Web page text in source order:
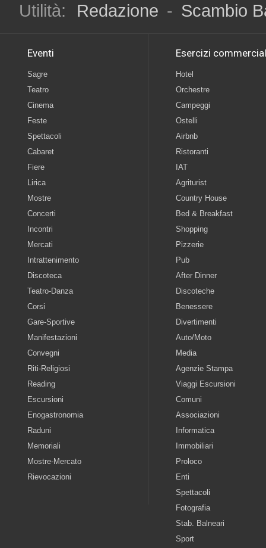
Utilità:
Redazione - Scambio
Eventi
Sagre
Teatro
Cinema
Feste
Spettacoli
Cabaret
Fiere
Lirica
Mostre
Concerti
Incontri
Mercati
Intrattenimento
Discoteca
Teatro-Danza
Corsi
Gare-Sportive
Manifestazioni
Convegni
Riti-Religiosi
Reading
Escursioni
Enogastronomia
Raduni
Memoriali
Mostre-Mercato
Rievocazioni
Esercizi
Hotel
Orchestre
Campeggi
Ostelli
Airbnb
Ristoranti
IAT
Agriturist
Country House
Bed & Breakfast
Shopping
Pizzerie
Pub
After Dinner
Discoteche
Benessere
Divertimenti
Auto/Moto
Media
Agenzie Stampa
Viaggi Escursioni
Comuni
Associazioni
Informatica
Immobiliari
Proloco
Enti
Spettacoli
Fotografia
Stab. Balneari
Sport